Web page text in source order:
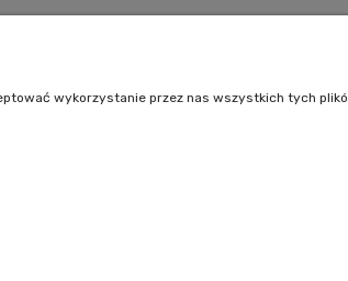
O nas
wykorzystanie przez nas wszystkich tych